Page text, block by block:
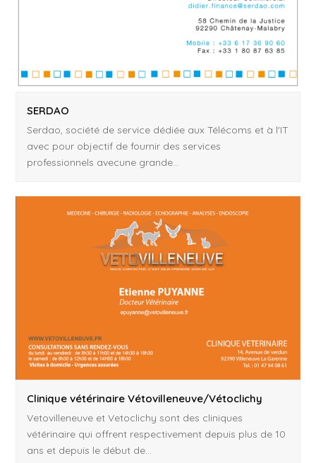
SERDAO
Serdao, société de service dédiée aux Télécoms et à l'IT
avec pour objectif de fournir des services
professionnels avecune grande…
Clinique vétérinaire Vétovilleneuve/Vétoclichy
Vetovilleneuve et Vetoclichy sont des cliniques
vétérinaire qui offrent respectivement depuis plus de 10
ans et depuis le début de…